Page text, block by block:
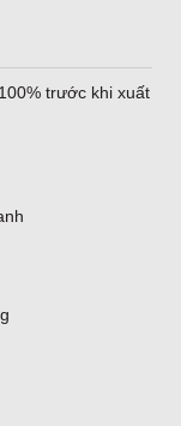
trước khi xuất